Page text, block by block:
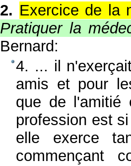
2. Exercice de la
Pratiquer la
Bernard:
4. ... il
amis et pour
que de l'amitié
profession est
elle exerce
commençant